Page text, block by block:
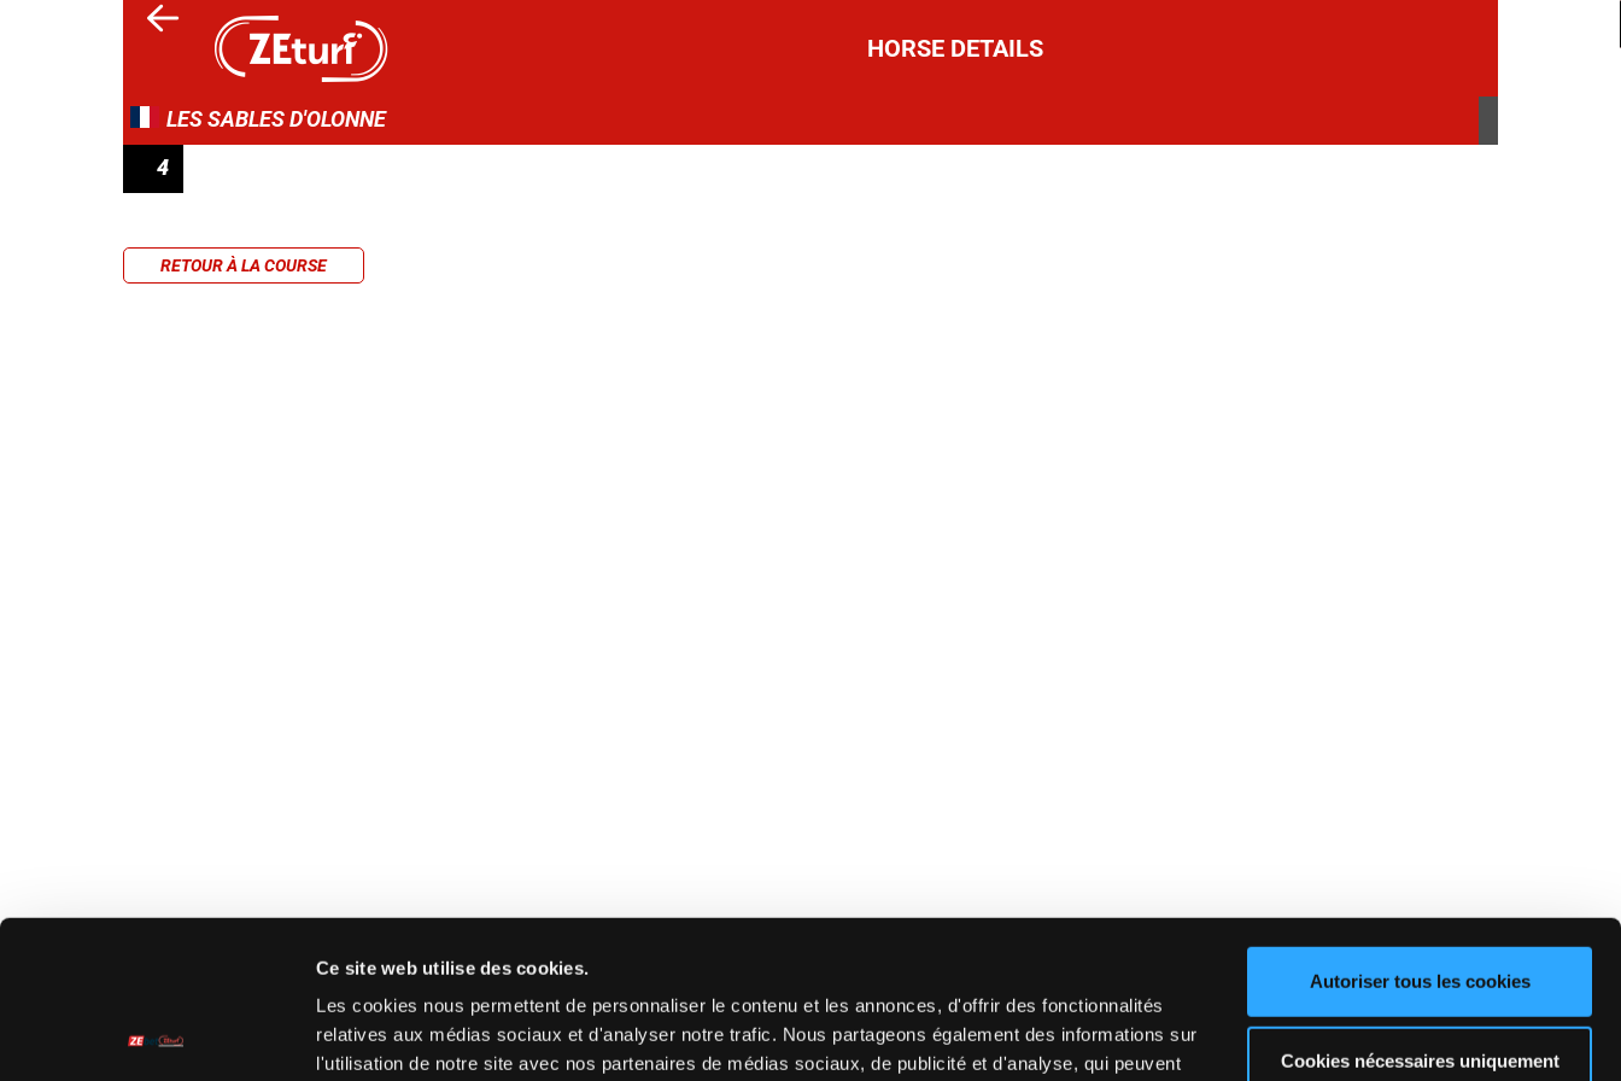
Ce site web utilise des cookies.
Les cookies nous permettent de personnaliser le contenu et les annonces, d'offrir des fonctionnalités
relatives aux médias sociaux et d'analyser notre trafic. Nous partageons également des informations sur
l'utilisation de notre site avec nos partenaires de médias sociaux, de publicité et d'analyse, qui peuvent
Autoriser tous les cookies
Cookies nécessaires uniquement
HORSE DETAILS
LES SABLES D'OLONNE
4
RETOUR À LA COURSE